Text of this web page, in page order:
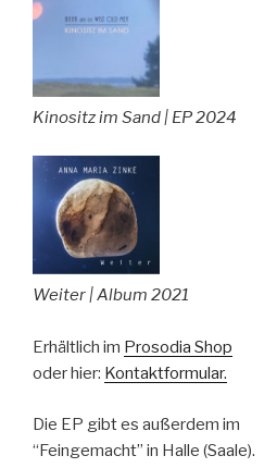
Kinositz im Sand | EP 2024
Weiter | Album 2021
Erhältlich im Prosodia Shop
oder hier: Kontaktformular.
Die EP gibt es außerdem im
“Feingemacht” in Halle (Saale).